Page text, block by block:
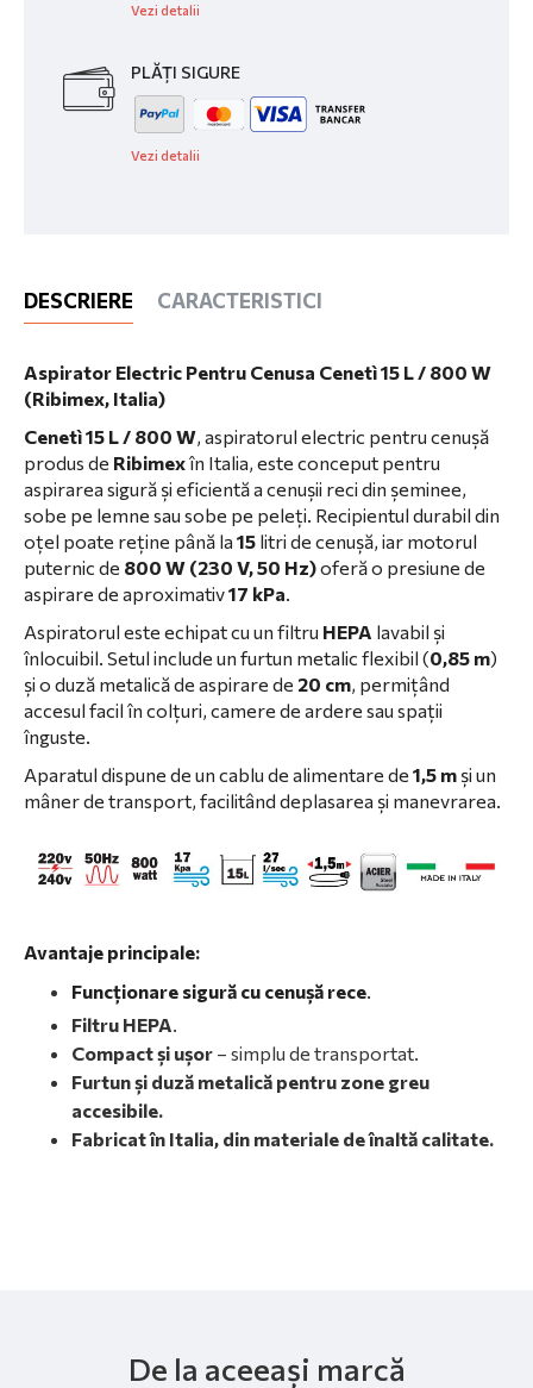
Vezi detalii
PLĂȚI SIGURE
Vezi detalii
DESCRIERE CARACTERISTICI
Aspirator Electric Pentru Cenusa Cenetì 15 L / 800 W
(Ribimex, Italia)
Cenetì 15 L / 800 W, aspiratorul electric pentru cenușă
produs de Ribimexîn Italia, este conceput pentru
aspirarea sigură și eficientă a cenușii reci din șeminee,
sobe pe lemne sau sobe pe peleți. Recipientul durabil din
oțel poate reține până la 15 litri de cenușă, iar motorul
puternic de 800 W (230 V, 50 Hz)oferă o presiune de
aspirare de aproximativ17 kPa
Aspiratorul este echipat cu un filtru HEPA lavabil și
înlocuibil. Setul include un furtun metalic flexibil (0,85 m)
și o duză metalică de aspirare de 20 cm, permițând
accesul facil în colțuri, camere de ardere sau spații
înguste.
Aparatul dispune de un cablu de alimentare de 1,5 m și un
mâner de transport, facilitând deplasarea și manevrarea.
Avantaje principale:
Funcționare sigură cu cenușă rece
Filtru HEPA
Compact și ușor – simplu de transportat.
Furtun și duză metalică pentru zone greu
accesibile.
Fabricat în Italia, din materiale de înaltă calitate.
De la aceeași marcă